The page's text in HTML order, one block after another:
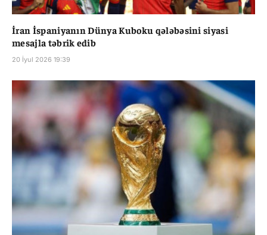
İran İspaniyanın Dünya Kuboku qələbəsini siyasi
mesajla təbrik edib
20 İyul 2026 19:39